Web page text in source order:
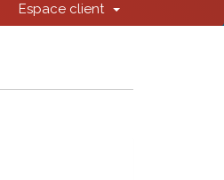
Espace client